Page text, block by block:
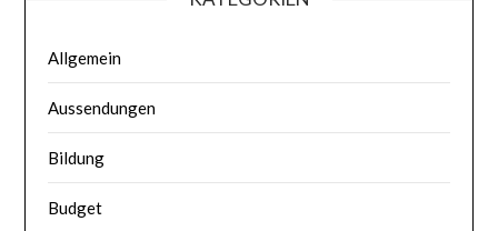
Allgemein
Aussendungen
Bildung
Budget